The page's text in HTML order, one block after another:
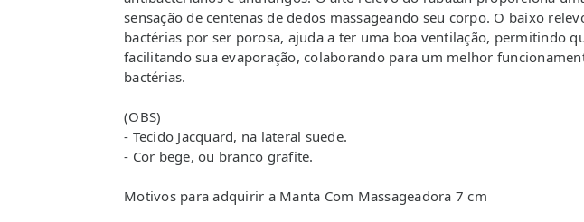
sensação de centenas de dedos massageando seu corpo. O baixo
bactérias por ser porosa, ajuda a ter uma boa ventilação, permitindo
facilitando sua evaporação, colaborando para um melhor
bactérias.
(OBS)
- Tecido Jacquard, na lateral suede.
- Cor bege, ou branco grafite.
Motivos para adquirir a Manta Com Massageadora 7 cm